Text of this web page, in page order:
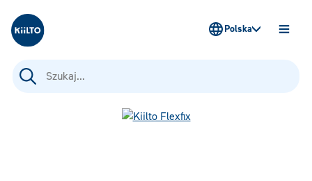
Kiilto Poland
Szukaj:
Polska